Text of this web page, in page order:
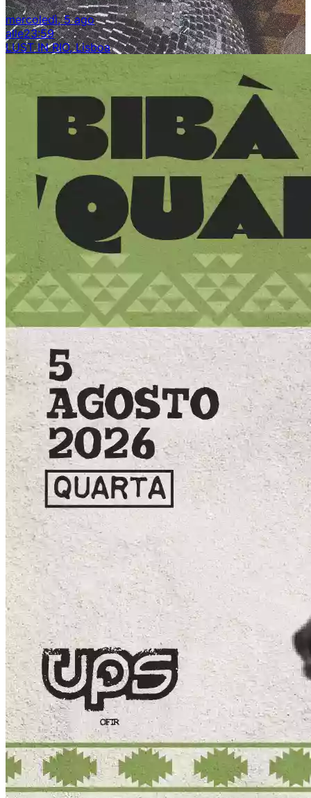
mercoledì, 5 ago
alle23:59
LUST IN RIO, Lisboa